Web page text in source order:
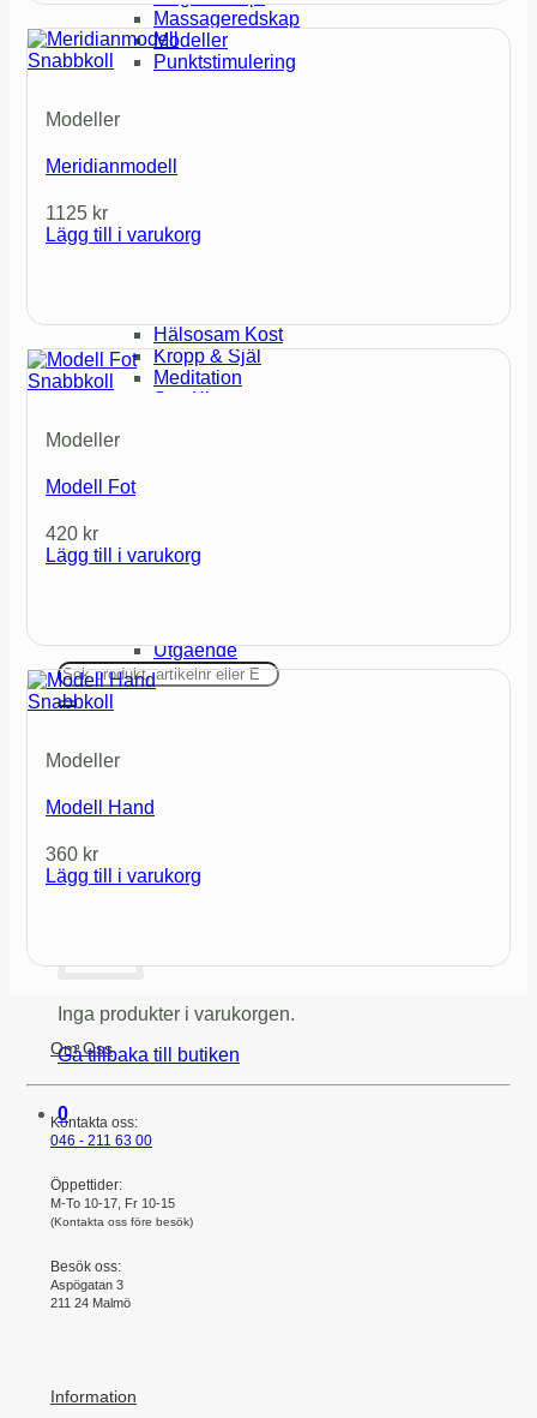
Massageredskap
Modeller
Punktstimulering
Aromaterapi
Hälsosam Kost
Kropp & Själ
Meditation
Sex Ki
Erbjudanden
Erbjudanden
Utgående
Sök
efter:
Logga in / Registrera
Varukorg
Inga produkter i varukorgen.
Gå tillbaka till butiken
0
Snabbkoll
Modeller
Meridianmodell
1125 kr
Lägg till i varukorg
Snabbkoll
Modeller
Modell Fot
420 kr
Lägg till i varukorg
Snabbkoll
Modeller
Modell Hand
360 kr
Lägg till i varukorg
Om Oss
Kontakta oss:
046 - 211 63 00
Öppettider:
M-To 10-17, Fr 10-15
(Kontakta oss före besök)
Besök oss:
Aspögatan 3
211 24 Malmö
Information